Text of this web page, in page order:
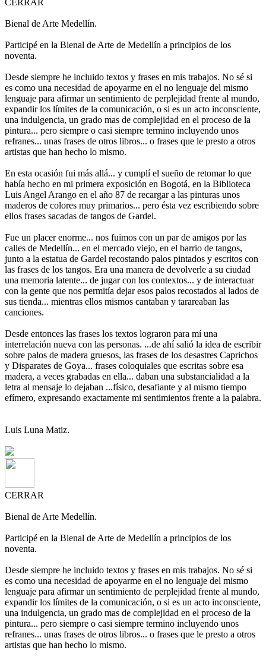
Bienal de Arte Medellín.
Participé en la Bienal de Arte de Medellín a principios de los
noventa.
Desde siempre he incluido textos y frases en mis trabajos. No sé si
es como una necesidad de apoyarme en el no lenguaje del mismo
lenguaje para afirmar un sentimiento de perplejidad frente al mundo,
expandir los límites de la comunicación, o si es un acto inconsciente,
una indulgencia, un grado mas de complejidad en el proceso de la
pintura... pero siempre o casi siempre termino incluyendo unos
refranes... unas frases de otros libros... o frases que le presto a otros
artistas que han hecho lo mismo.
En esta ocasión fui más allá... y cumplí el sueño de retomar lo que
había hecho en mi primera exposición en Bogotá, en la Biblioteca
Luis Angel Arango en el año 87 de recargar a las pinturas unos
maderos de colores muy primarios... pero ésta vez escribiendo sobre
ellos frases sacadas de tangos de Gardel.
Fue un placer enorme... nos fuimos con un par de amigos por las
calles de Medellín... en el mercado viejo, en el barrio de tangos,
junto a la estatua de Gardel recostando palos pintados y escritos con
las frases de los tangos. Era una manera de devolverle a su ciudad
una memoria latente... de jugar con los contextos... y de interactuar
con la gente que nos permitía dejar esos palos recostados al lados de
sus tienda... mientras ellos mismos cantaban y tarareaban las
canciones.
Desde entonces las frases los textos lograron para mí una
interrelación nueva con las personas. ...de ahí salió la idea de escribir
sobre palos de madera gruesos, las frases de los desastres Caprichos
y Disparates de Goya... frases coloquiales que escritas sobre esa
madera, a veces grabadas en ella... daban una substancialidad a la
letra al mensaje lo dejaban ...físico, desafiante y al mismo tiempo
efímero, expresando exactamente mi sentimientos frente a la palabra.
Luis Luna Matiz.
CERRAR
Bienal de Arte Medellín.
Participé en la Bienal de Arte de Medellín a principios de los
noventa.
Desde siempre he incluido textos y frases en mis trabajos. No sé si
es como una necesidad de apoyarme en el no lenguaje del mismo
lenguaje para afirmar un sentimiento de perplejidad frente al mundo,
expandir los límites de la comunicación, o si es un acto inconsciente,
una indulgencia, un grado mas de complejidad en el proceso de la
pintura... pero siempre o casi siempre termino incluyendo unos
refranes... unas frases de otros libros... o frases que le presto a otros
artistas que han hecho lo mismo.